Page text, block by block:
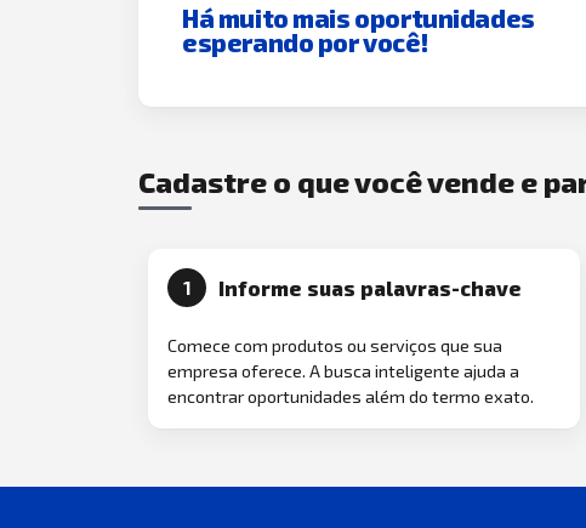
Há muito mais oportunidades
esperando por você!
Cadastre o que você vende e
1 Informe suas palavras-chave
Comece com produtos ou serviços que sua
empresa oferece. A busca inteligente ajuda a
encontrar oportunidades além do termo exato.